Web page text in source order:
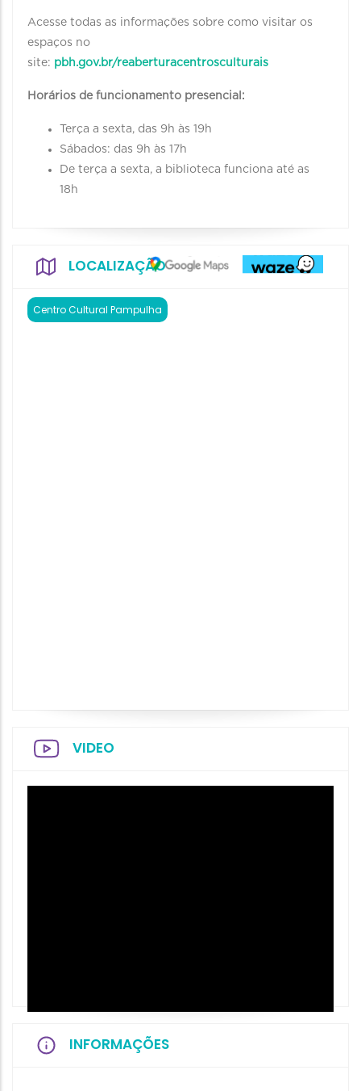
Acesse todas as informações sobre como visitar os
espaços no
site: pbh.gov.br/reaberturacentrosculturais
Horários de funcionamento presencial:
Terça a sexta, das 9h às 19h
Sábados: das 9h às 17h
De terça a sexta, a biblioteca funciona até as
18h
LOCALIZAÇÃO
Centro Cultural Pampulha
VIDEO
INFORMAÇÕES